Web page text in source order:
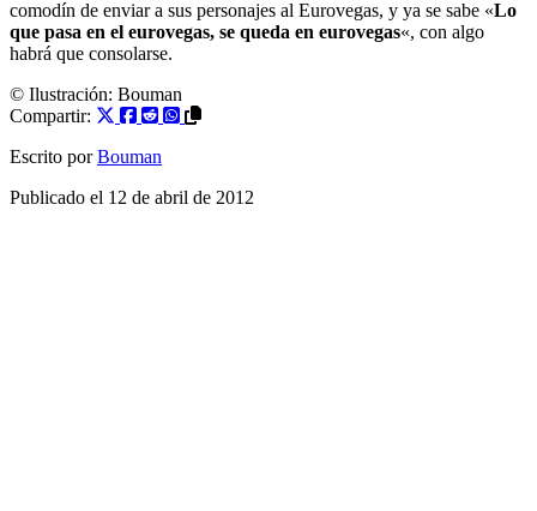
comodín de enviar a sus personajes al Eurovegas, y ya se sabe «Lo
que pasa en el eurovegas, se queda en eurovegas«, con algo
habrá que consolarse.
© Ilustración: Bouman
Compartir:
Escrito por Bouman
Publicado el 12 de abril de 2012